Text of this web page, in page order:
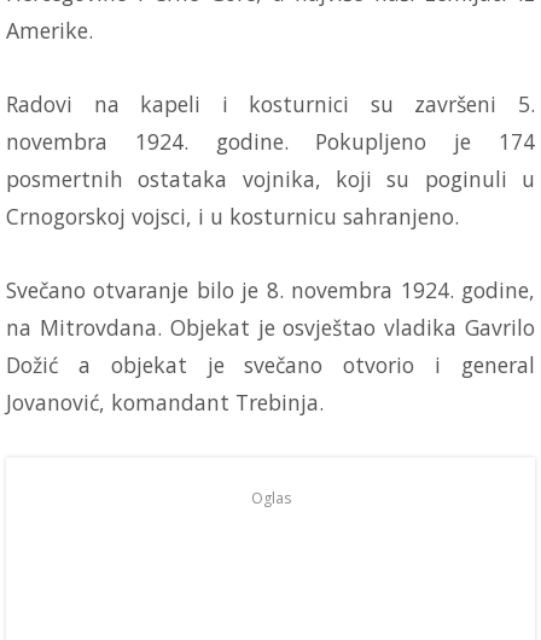
Amerike.
Radovi na kapeli i kosturnici su završeni 5.
novembra 1924. godine. Pokupljeno je 174
posmertnih ostataka vojnika, koji su poginuli u
Crnogorskoj vojsci, i u kosturnicu sahranjeno.
Svečano otvaranje bilo je 8. novembra 1924. godine,
na Mitrovdana. Objekat je osvještao vladika Gavrilo
Dožić a objekat je svečano otvorio i general
Jovanović, komandant Trebinja.
Oglas